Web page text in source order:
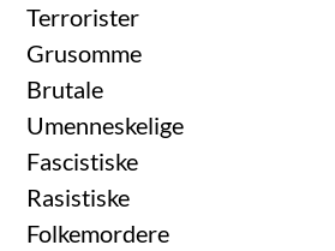
Terrorister
Grusomme
Brutale
Umenneskelige
Fascistiske
Rasistiske
Folkemordere